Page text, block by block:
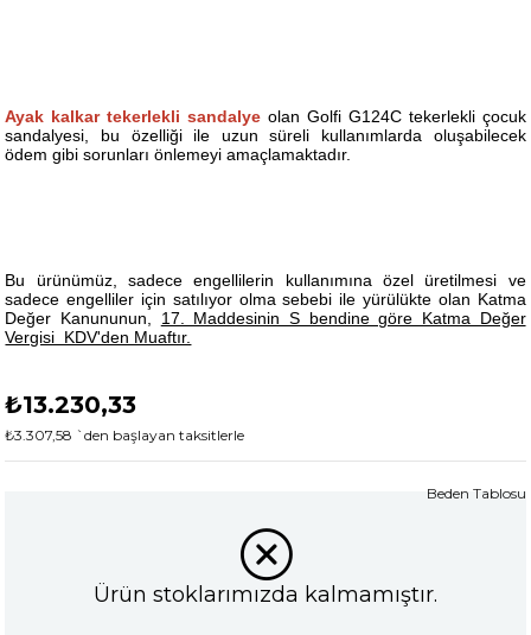
Ayak kalkar tekerlekli sandalye olan Golfi G124C tekerlekli çocuk
sandalyesi, bu özelliği ile uzun süreli kullanımlarda oluşabilecek
ödem gibi sorunları önlemeyi amaçlamaktadır.
Bu ürünümüz, sadece engellilerin kullanımına özel üretilmesi ve
sadece engelliler için satılıyor olma sebebi ile yürülükte olan Katma
Değer Kanununun, 17. Maddesinin S bendine göre Katma Değer
Vergisi KDV'den Muaftır.
₺13.230,33
₺3.307,58 `den başlayan taksitlerle
Ürün stoklarımızda kalmamıştır.
Beden Tablosu